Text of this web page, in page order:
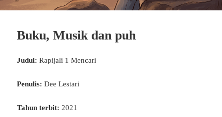
Buku, Musik dan puh
Judul: Rapijali 1 Mencari
Penulis: Dee Lestari
Tahun terbit: 2021